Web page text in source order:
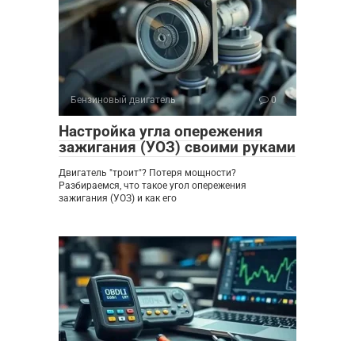
Бензиновый двигатель 0
Настройка угла опережения
зажигания (УОЗ) своими руками
Двигатель "троит"? Потеря мощности?
Разбираемся, что такое угол опережения
зажигания (УОЗ) и как его